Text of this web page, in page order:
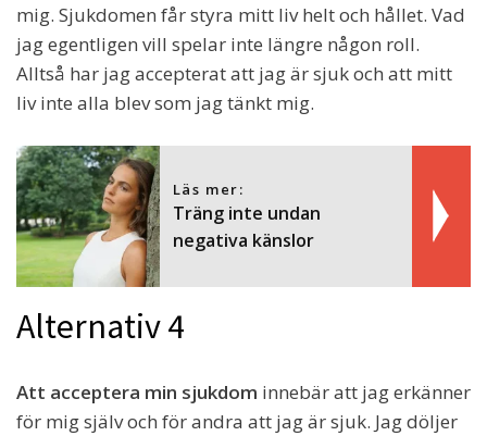
mig. Sjukdomen får styra mitt liv helt och hållet. Vad
jag egentligen vill spelar inte längre någon roll.
Alltså har jag accepterat att jag är sjuk och att mitt
liv inte alla blev som jag tänkt mig.
Läs mer:
Träng inte undan
negativa känslor
Alternativ 4
Att acceptera min sjukdom innebär att jag erkänner
för mig själv och för andra att jag är sjuk. Jag döljer